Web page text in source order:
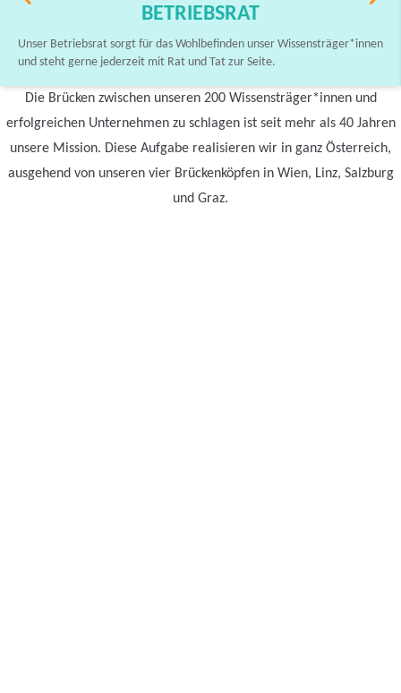
BETRIEBSRAT
Unser Betriebsrat sorgt für das Wohlbefinden unser Wissensträger*innen
und steht gerne jederzeit mit Rat und Tat zur Seite.
Die Brücken zwischen unseren 200 Wissensträger*innen und
erfolgreichen Unternehmen zu schlagen ist seit mehr als 40 Jahren
unsere Mission. Diese Aufgabe realisieren wir in ganz Österreich,
ausgehend von unseren vier Brückenköpfen in Wien, Linz, Salzburg
und Graz.